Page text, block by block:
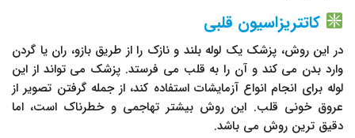
کاتتریزاسیون قلبی
در این روش، پزشک یک لوله بلند و نازک را از طریق بازو، ران یا گردن
وارد بدن می کند و آن را به قلب می فرستد. پزشک می تواند از این
لوله برای انجام انواع آزمایشات استفاده کند، از جمله گرفتن تصویر از
عروق خونی قلب. این روش بیشتر تهاجمی و خطرناک است، اما
دقیق ترین روش می باشد.